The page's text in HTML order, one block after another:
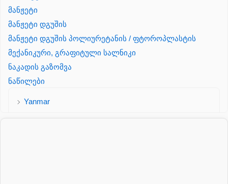
მანჟეტი
მანჟეტი დგუშის
მანჟეტი დგუშის პოლიურეტანის / ფტოროპლასტის
მექანიკური, გრაფიტული სალნიკი
ნაკადის გაზომვა
ნაწილები
Yanmar